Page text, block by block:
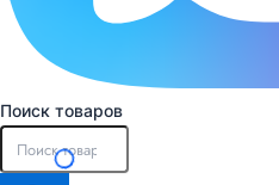
Поиск товаров